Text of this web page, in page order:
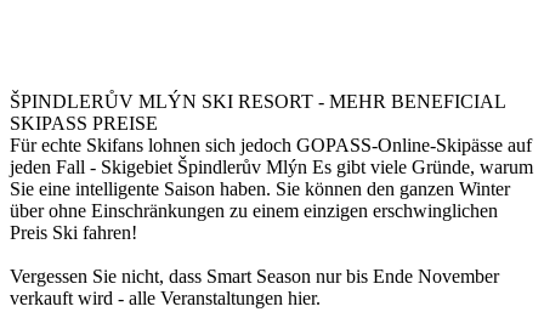
ŠPINDLERŮV MLÝN SKI RESORT - MEHR BENEFICIAL
SKIPASS PREISE
Für echte Skifans lohnen sich jedoch GOPASS-Online-Skipässe auf
jeden Fall - Skigebiet Špindlerův Mlýn Es gibt viele Gründe, warum
Sie eine intelligente Saison haben. Sie können den ganzen Winter
über ohne Einschränkungen zu einem einzigen erschwinglichen
Preis Ski fahren!
Vergessen Sie nicht, dass Smart Season nur bis Ende November
verkauft wird - alle Veranstaltungen hier.